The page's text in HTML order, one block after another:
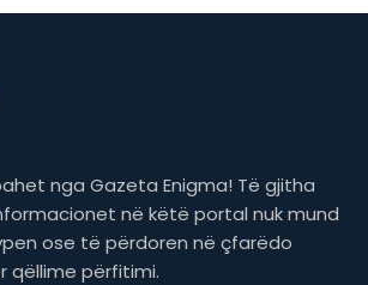
nga Gazeta Enigma! Të gjitha
në këtë portal nuk mund
ose të përdoren në çfarëdo
qëllime përfitimi.